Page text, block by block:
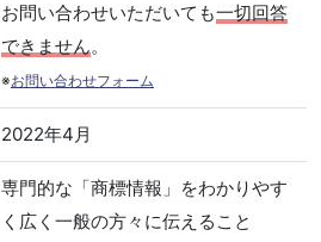
お問い合わせいただいても一切回答
できません。
※お問い合わせフォーム
2022年4月
専門的な「商標情報」をわかりやす
く広く一般の方々に伝えること